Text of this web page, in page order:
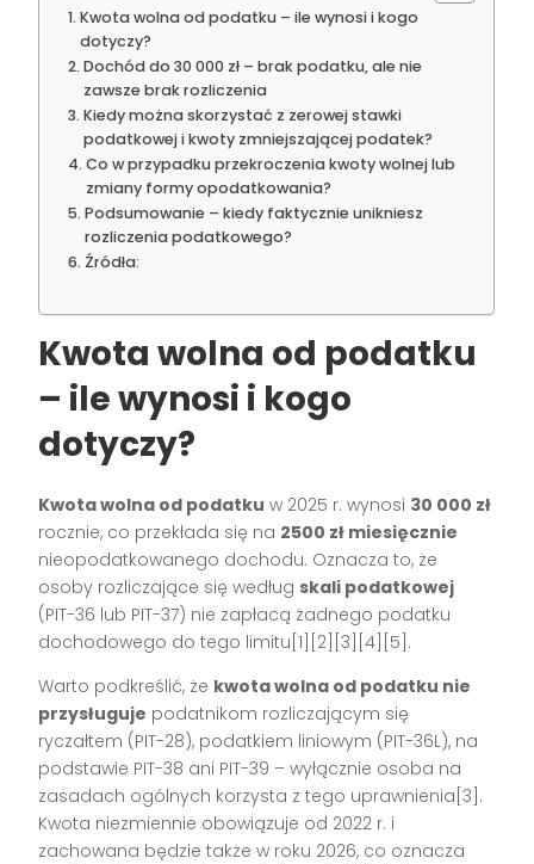
Kwota wolna od podatku – ile wynosi i kogo
dotyczy?
Dochód do 30 000 zł – brak podatku, ale nie
zawsze brak rozliczenia
Kiedy można skorzystać z zerowej stawki
podatkowej i kwoty zmniejszającej podatek?
Co w przypadku przekroczenia kwoty wolnej lub
zmiany formy opodatkowania?
Podsumowanie – kiedy faktycznie unikniesz
rozliczenia podatkowego?
Źródła:
Kwota wolna od podatku
– ile wynosi i kogo
dotyczy?
Kwota wolna od podatku w 2025 r. wynosi 30 000 zł
rocznie, co przekłada się na 2500 zł miesięcznie
nieopodatkowanego dochodu. Oznacza to, że
osoby rozliczające się według skali podatkowej
(PIT-36 lub PIT-37) nie zapłacą żadnego podatku
dochodowego do tego limitu[1][2][3][4][5].
Warto podkreślić, że kwota wolna od podatku nie
przysługuje podatnikom rozliczającym się
ryczałtem (PIT-28), podatkiem liniowym (PIT-36L), na
podstawie PIT-38 ani PIT-39 – wyłącznie osoba na
zasadach ogólnych korzysta z tego uprawnienia[3].
Kwota niezmiennie obowiązuje od 2022 r. i
zachowana będzie także w roku 2026, co oznacza